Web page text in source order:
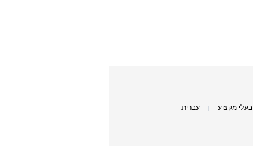
בעלי מקצוע עברית